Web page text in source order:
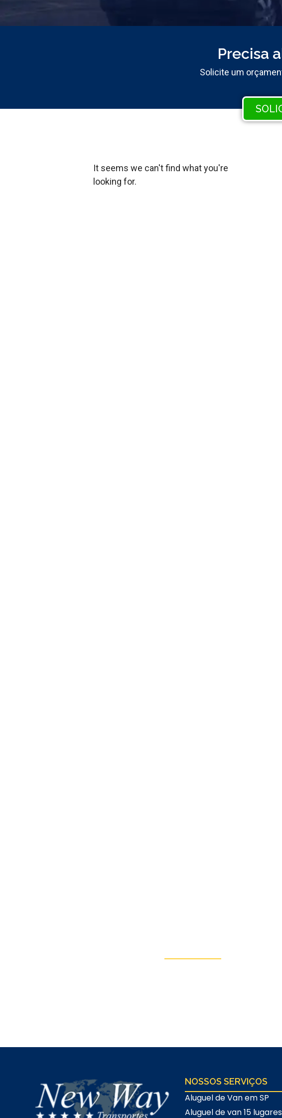
Precisa
Solicite um
It seems we can't find what you're
looking for.
NOSSOS SERVIÇOS
Aluguel de Van em SP
Aluguel de van 15 lugares